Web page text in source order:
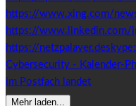
Cybersecurity - Kalender-
im Postfach landet
Mehr laden...